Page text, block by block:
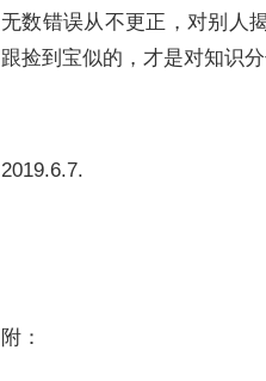
无数错误从不更正，对别人
跟捡到宝似的，才是对知识分
2019.6.7.
附：